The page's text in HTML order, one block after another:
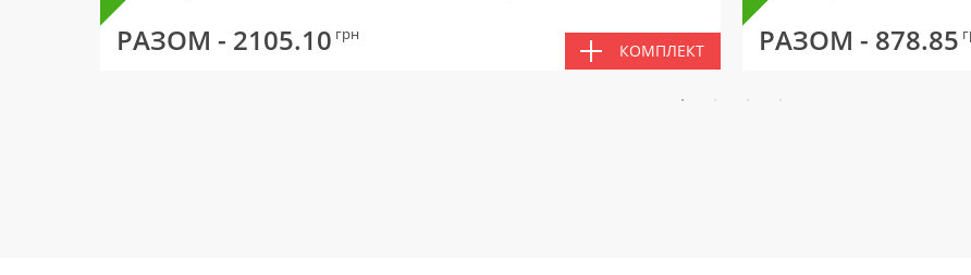
РАЗОМ - 2105.10 грн
КОМПЛЕКТ РАЗОМ - 878.85